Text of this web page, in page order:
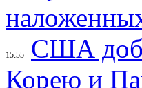
15:55
США
Корею и